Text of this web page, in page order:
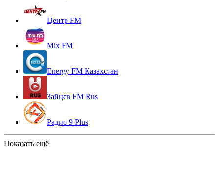
Центр FM
Mix FM
Energy FM Казахстан
Зайцев FM Rus
Радио 9 Plus
Показать ещё